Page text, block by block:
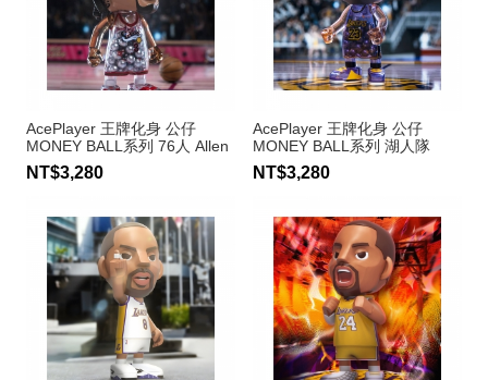
AcePlayer 王牌化身 公仔
MONEY BALL系列 76人 Allen
Iverson #3
NT$3,280
AcePlayer 王牌化身 公仔
MONEY BALL系列 湖人隊
LeBron James
NT$3,280